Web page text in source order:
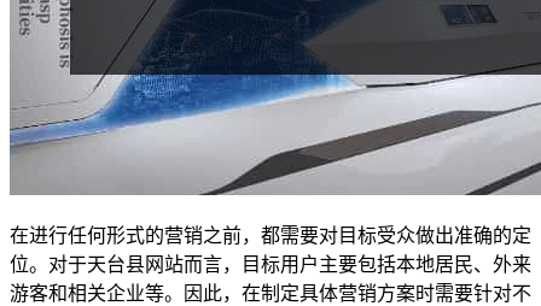
在进行任何形式的营销之前，都需要对目标受众做出准确的定
位。对于天台县网站而言，目标用户主要包括本地居民、外来
游客和相关企业等。因此，在制定具体营销方案时需要针对不